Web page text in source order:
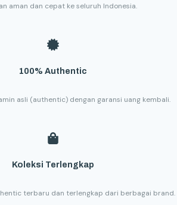
aman dan cepat ke seluruh Indonesia.
100% Authentic
asli (authentic) dengan garansi uang kembali.
Koleksi Terlengkap
terbaru dan terlengkap dari berbagai brand.